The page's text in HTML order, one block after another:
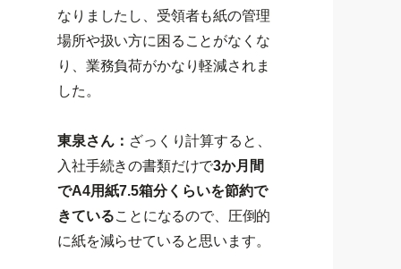
なりましたし、受領者も紙の管理
場所や扱い方に困ることがなくな
り、業務負荷がかなり軽減されま
した。
東泉さん： ざっくり計算すると、
入社手続きの書類だけで3か月間
でA4用紙7.5箱分くらいを節約で
きていることになるので、圧倒的
に紙を減らせていると思います。